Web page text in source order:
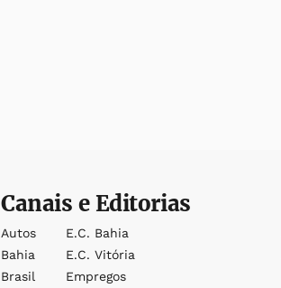
Canais e Editorias
Autos
Bahia
Brasil
E.c. Bahia
E.c. Vitória
Empregos